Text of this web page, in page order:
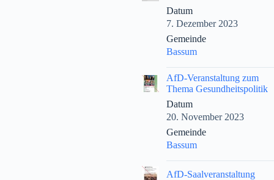
Datum
7. Dezember 2023
Gemeinde
Bassum
AfD-Veranstaltung zum
Thema Gesundheitspolitik
Datum
20. November 2023
Gemeinde
Bassum
AfD-Saalveranstaltung